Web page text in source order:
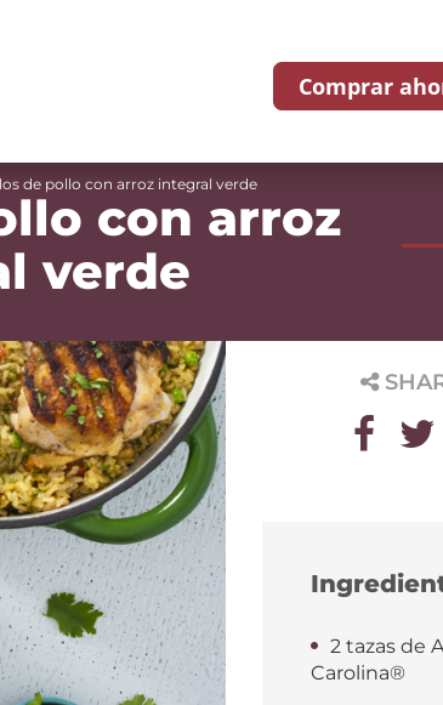
Comprar
de pollo con arroz integral verde
con arroz
verde
2 tazas de
Carolina®